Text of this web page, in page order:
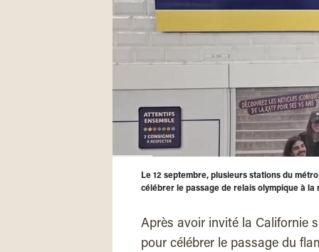
Le 12 septembre, plusieurs stations du
célébrer le passage de relais olympique à
Après avoir invité la Californie
pour célébrer le passage du